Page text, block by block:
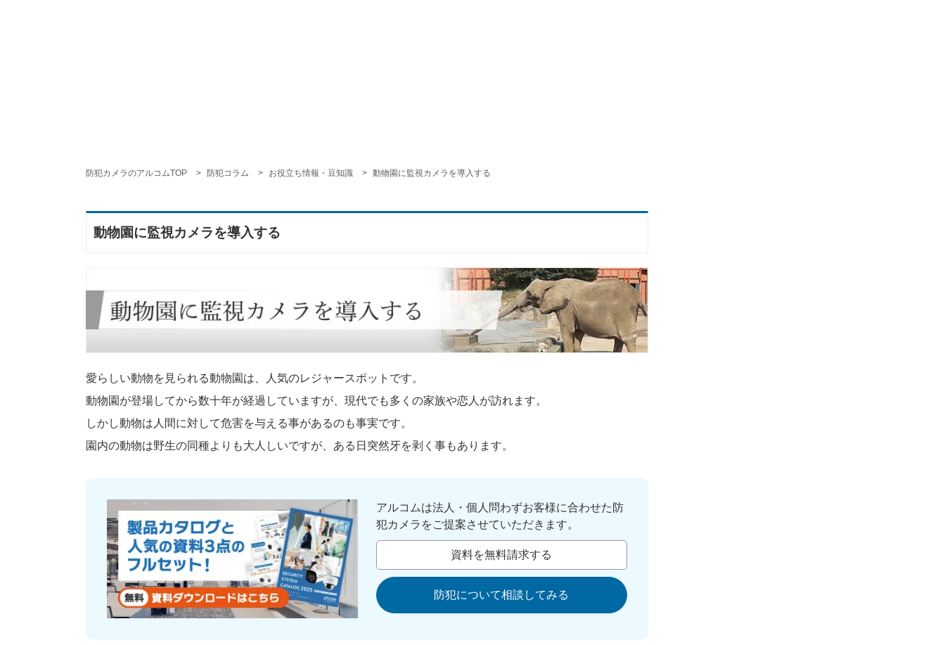
防犯カメラのアルコムTOP 防犯コラム お役立ち情報・豆知識 動物園に監視カメラを導入する
動物園に監視カメラを導入する
愛らしい動物を見られる動物園は、人気のレジャースポットです。
動物園が登場してから数十年が経過していますが、現代でも多くの家族や恋人が訪れます。
しかし動物は人間に対して危害を与える事があるのも事実です。
園内の動物は野生の同種よりも大人しいですが、ある日突然牙を剥く事もあります。
アルコムは法人・個人問わずお客様に合わせた防
犯カメラをご提案させていただきます。
資料を無料請求する
防犯について相談してみる